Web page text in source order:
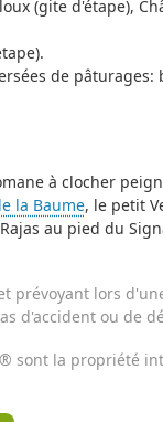
(gite d'étape),
de pâturages:
à clocher
la Baume, le petit
au pied du
prévoyant lors
d'accident ou de
sont la propriété